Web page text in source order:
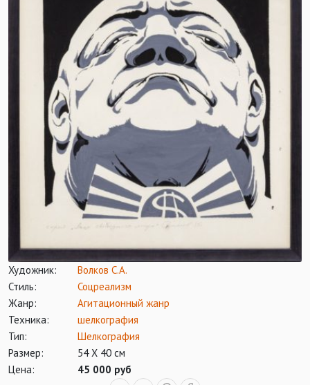
Художник:
Волков С.А.
Стиль:
Соцреализм
Жанр:
Агитационный жанр
Техника:
шелкография
Тип:
Шелкография
Размер:
54 Х 40 см
Цена:
45 000 руб